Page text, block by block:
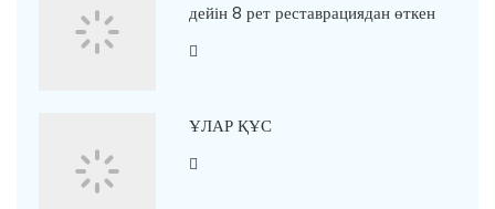
дейін 8 рет реставрациядан өткен
ҰЛАР ҚҰС